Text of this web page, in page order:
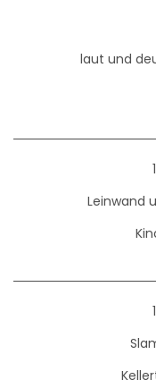
laut und
Leinwand